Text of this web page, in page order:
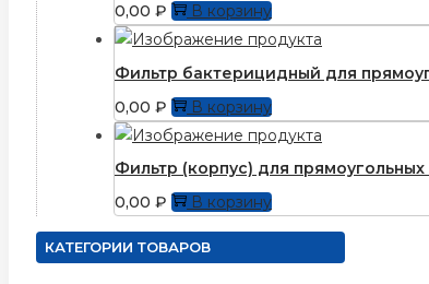
0,00 ₽ В корзину
Фильтр бактерицидный для
0,00 ₽ В корзину
Фильтр (корпус) для
0,00 ₽ В корзину
КАТЕГОРИИ ТОВАРОВ